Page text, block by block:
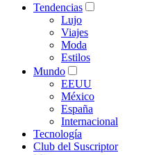
Tendencias
Lujo
Viajes
Moda
Estilos
Mundo
EEUU
México
España
Internacional
Tecnología
Club del Suscriptor